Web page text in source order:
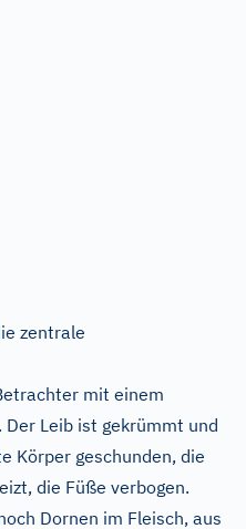
zentrale
mit einem
Leib ist gekrümmt und
Körper geschunden, die
die Füße verbogen.
Dornen im Fleisch, aus